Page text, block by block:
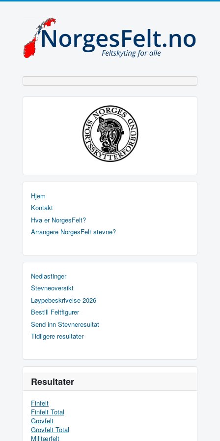
Hjem
Kontakt
Hva er NorgesFelt?
Arrangere NorgesFelt stevne?
Nedlastinger
Stevneoversikt
Løypebeskrivelse 2026
Bestill Feltfigurer
Send inn Stevneresultat
Tidligere resultater
Resultater
Finfelt
Finfelt Total
Grovfelt
Grovfelt Total
Militærfelt